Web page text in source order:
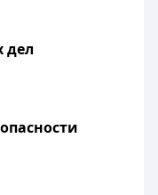
дел